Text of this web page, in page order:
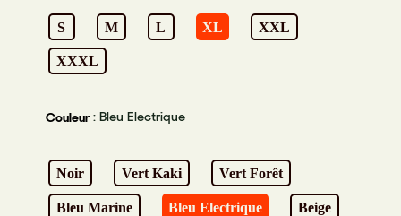
S M L XL XXL
XXXL
Couleur : Bleu Electrique
Noir Vert Kaki Vert Forêt
Bleu Marine Bleu Electrique Beige